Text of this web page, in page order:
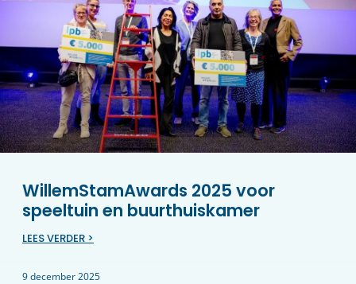
WillemStamAwards 2025 voor
speeltuin en buurthuiskamer
LEES VERDER >
9 december 2025